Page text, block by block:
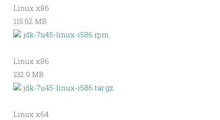
Linux x86
115.62 MB
jdk-7u45-linux-i586.rpm
Linux x86
132.9 MB
jdk-7u45-linux-i586.tar.gz
Linux x64